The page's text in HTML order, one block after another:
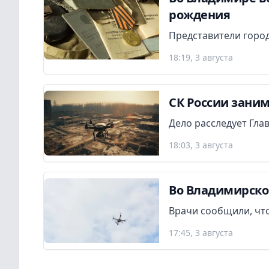
рождения
Представители
18:19, 3 августа
СК России
Дело расследует
18:03, 3 августа
Во
Врачи сообщили,
17:45, 3 августа